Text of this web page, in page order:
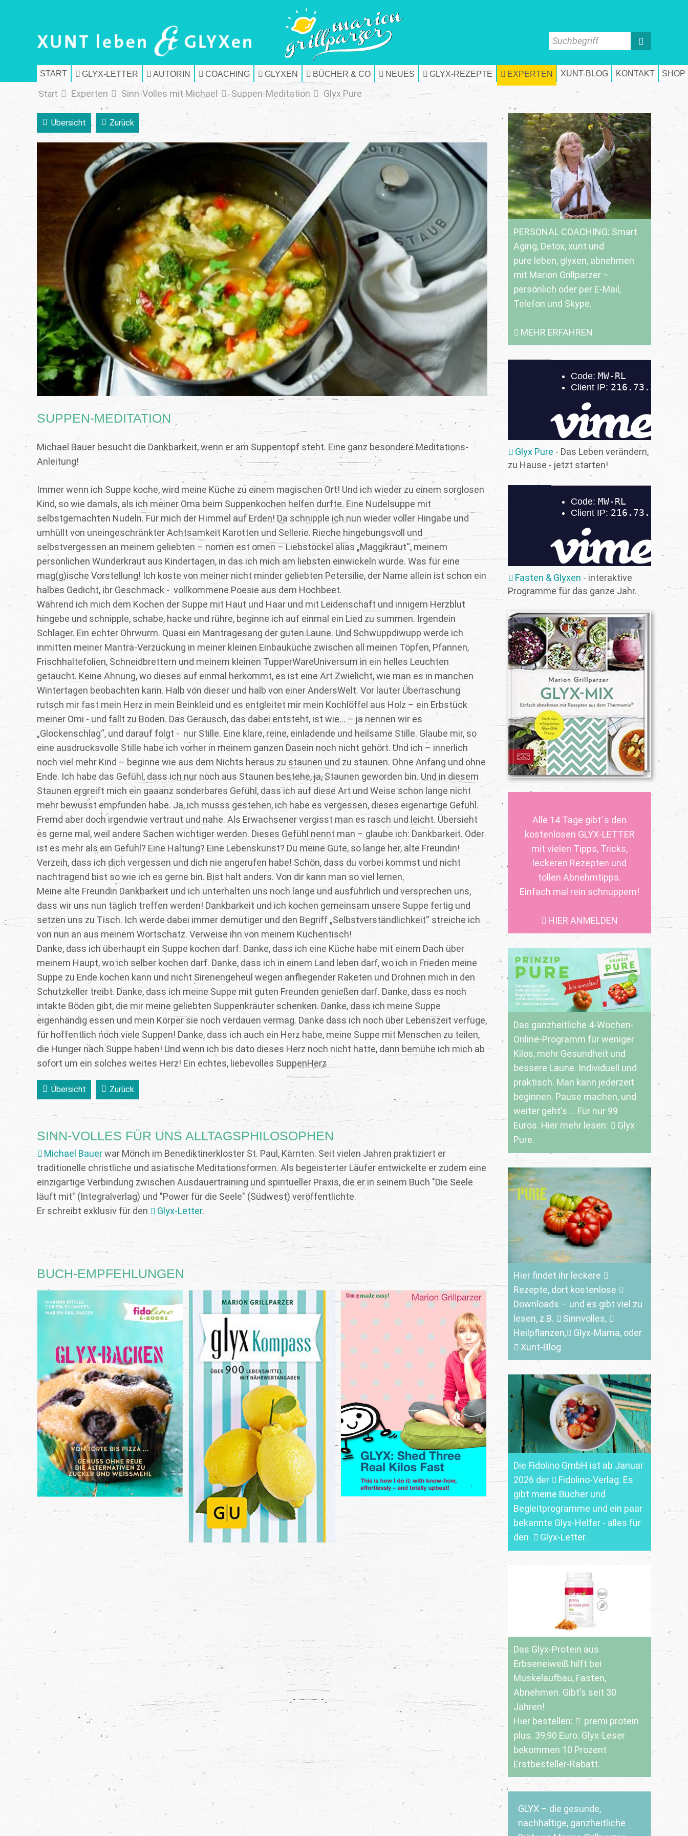
START GLYX-LETTER AUTORIN COACHING GLYXEN BÜCHER & CO NEUES GLYX-REZEPTE EXPERTEN XUNT-BLOG KONTAKT SHOP
Suchbegriff
Start Experten Sinn-Volles mit Michael Suppen-Meditation Glyx Pure
PERSONAL COACHING: Smart
Aging, Detox, xunt und
pure leben, glyxen, abnehmen
mit Marion Grillparzer –
persönlich oder per E-Mail,
Telefon und Skype.
MEHR ERFAHREN
Glyx Pure - Das Leben verändern,
zu Hause - jetzt starten!
Fasten & Glyxen - interaktive
Programme für das ganze Jahr.
Alle 14 Tage gibt´s den
kostenlosen GLYX-LETTER
mit vielen Tipps, Tricks,
leckeren Rezepten und
tollen Abnehmtipps.
Einfach mal rein schnuppern!
HIER ANMELDEN
Das ganzheitliche 4-Wochen-
Online-Programm für weniger
Kilos, mehr Gesundheit und
bessere Laune. Individuell und
praktisch. Man kann jederzeit
beginnen. Pause machen, und
weiter geht's ... Für nur 99
Euros. Hier mehr lesen:
Glyx
Pure.
Hier findet ihr leckere
Rezepte, dort kostenlose
Downloads – und es gibt viel zu
lesen, z.B.
Sinnvolles,
Heilpflanzen,
Glyx-Mama, oder
Xunt-Blog
Die Fidolino GmbH ist ab Januar
2026 der
Fidolino-Verlag. Es
gibt meine Bücher und
Begleitprogramme und ein paar
bekannte Glyx-Helfer - alles für
den
Glyx-Letter.
Das Glyx-Protein aus
Erbseneiweiß hilft bei
Muskelaufbau, Fasten,
Abnehmen. Gibt's seit 30
Jahren!
Hier bestellen:
premi protein
plus. 39,90 Euro. Glyx-Leser
bekommen 10 Prozent
Erstbesteller-Rabatt.
GLYX – die gesunde,
nachhaltige, ganzheitliche
Übersicht Zurück
SUPPEN-MEDITATION
Michael Bauer besucht die Dankbarkeit, wenn er am Suppentopf steht. Eine ganz besondere Meditations-
Anleitung!
Immer wenn ich Suppe koche, wird meine Küche zu einem magischen Ort! Und ich wieder zu einem sorglosen
Kind, so wie damals, als ich meiner Oma beim Suppenkochen helfen durfte. Eine Nudelsuppe mit
selbstgemachten Nudeln. Für mich der Himmel auf Erden! Da schnipple ich nun wieder voller Hingabe und
umhüllt von uneingeschränkter Achtsamkeit Karotten und Sellerie. Rieche hingebungsvoll und
selbstvergessen an meinem geliebten – nomen est omen – Liebstöckel alias „Maggikraut“, meinem
persönlichen Wunderkraut aus Kindertagen, in das ich mich am liebsten einwickeln würde. Was für eine
mag(g)ische Vorstellung! Ich koste von meiner nicht minder geliebten Petersilie, der Name allein ist schon ein
halbes Gedicht, ihr Geschmack - vollkommene Poesie aus dem Hochbeet.
Während ich mich dem Kochen der Suppe mit Haut und Haar und mit Leidenschaft und innigem Herzblut
hingebe und schnipple, schabe, hacke und rühre, beginne ich auf einmal ein Lied zu summen. Irgendein
Schlager. Ein echter Ohrwurm. Quasi ein Mantragesang der guten Laune. Und Schwuppdiwupp werde ich
inmitten meiner Mantra-Verzückung in meiner kleinen Einbauküche zwischen all meinen Töpfen, Pfannen,
Frischhaltefolien, Schneidbrettern und meinem kleinen TupperWareUniversum in ein helles Leuchten
getaucht. Keine Ahnung, wo dieses auf einmal herkommt, es ist eine Art Zwielicht, wie man es in manchen
Wintertagen beobachten kann. Halb von dieser und halb von einer AndersWelt. Vor lauter Überraschung
rutsch mir fast mein Herz in mein Beinkleid und es entgleitet mir mein Kochlöffel aus Holz – ein Erbstück
meiner Omi - und fällt zu Boden. Das Geräusch, das dabei entsteht, ist wie… – ja nennen wir es
„Glockenschlag“, und darauf folgt - nur Stille. Eine klare, reine, einladende und heilsame Stille. Glaube mir, so
eine ausdrucksvolle Stille habe ich vorher in meinem ganzen Dasein noch nicht gehört. Und ich – innerlich
noch viel mehr Kind – beginne wie aus dem Nichts heraus zu staunen und zu staunen. Ohne Anfang und ohne
Ende. Ich habe das Gefühl, dass ich nur noch aus Staunen bestehe, ja, Staunen geworden bin. Und in diesem
Staunen ergreift mich ein gaaanz sonderbares Gefühl, dass ich auf diese Art und Weise schon lange nicht
mehr bewusst empfunden habe. Ja, ich musss gestehen, ich habe es vergessen, dieses eigenartige Gefühl.
Fremd aber doch irgendwie vertraut und nahe. Als Erwachsener vergisst man es rasch und leicht. Übersieht
es gerne mal, weil andere Sachen wichtiger werden. Dieses Gefühl nennt man – glaube ich: Dankbarkeit. Oder
ist es mehr als ein Gefühl? Eine Haltung? Eine Lebenskunst? Du meine Güte, so lange her, alte Freundin!
Verzeih, dass ich dich vergessen und dich nie angerufen habe! Schön, dass du vorbei kommst und nicht
nachtragend bist so wie ich es gerne bin. Bist halt anders. Von dir kann man so viel lernen.
Meine alte Freundin Dankbarkeit und ich unterhalten uns noch lange und ausführlich und versprechen uns,
dass wir uns nun täglich treffen werden! Dankbarkeit und ich kochen gemeinsam unsere Suppe fertig und
setzen uns zu Tisch. Ich werde dabei immer demütiger und den Begriff „Selbstverständlichkeit“ streiche ich
von nun an aus meinem Wortschatz. Verweise ihn von meinem Küchentisch!
Danke, dass ich überhaupt ein Suppe kochen darf. Danke, dass ich eine Küche habe mit einem Dach über
meinem Haupt, wo ich selber kochen darf. Danke, dass ich in einem Land leben darf, wo ich in Frieden meine
Suppe zu Ende kochen kann und nicht Sirenengeheul wegen anfliegender Raketen und Drohnen mich in den
Schutzkeller treibt. Danke, dass ich meine Suppe mit guten Freunden genießen darf. Danke, dass es noch
intakte Böden gibt, die mir meine geliebten Suppenkräuter schenken. Danke, dass ich meine Suppe
eigenhändig essen und mein Körper sie noch verdauen vermag. Danke dass ich noch über Lebenszeit verfüge,
für hoffentlich noch viele Suppen! Danke, dass ich auch ein Herz habe, meine Suppe mit Menschen zu teilen,
die Hunger nach Suppe haben! Und wenn ich bis dato dieses Herz noch nicht hatte, dann bemühe ich mich ab
sofort um ein solches weites Herz! Ein echtes, liebevolles SuppenHerz
Übersicht Zurück
SINN-VOLLES FÜR UNS ALLTAGSPHILOSOPHEN
Michael Bauerwar Mönch im Benediktinerkloster St. Paul, Kärnten. Seit vielen Jahren praktiziert er
traditionelle christliche und asiatische Meditationsformen. Als begeisterter Läufer entwickelte er zudem eine
einzigartige Verbindung zwischen Ausdauertraining und spiritueller Praxis, die er in seinem Buch "Die Seele
läuft mit" (Integralverlag) und "Power für die Seele" (Südwest) veröffentlichte.
Er schreibt exklusiv für den
Glyx-Letter.
BUCH-EMPFEHLUNGEN